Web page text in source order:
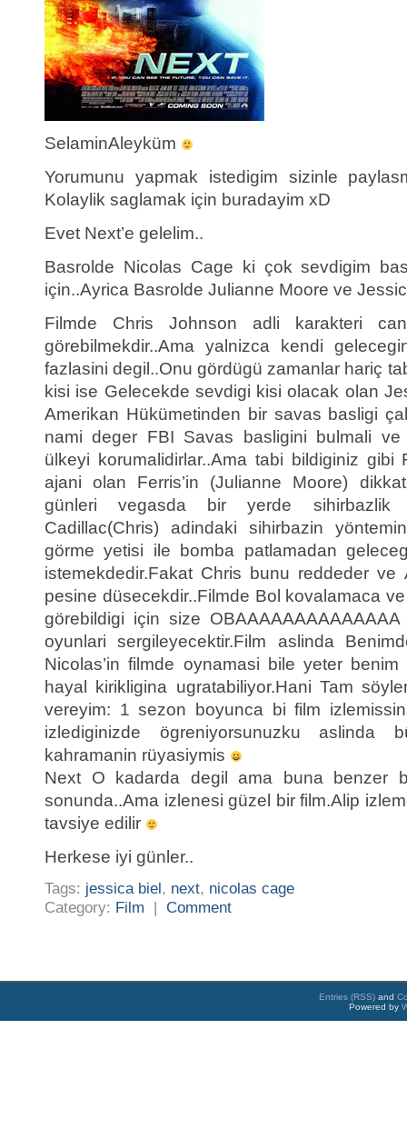
SelaminAleyküm
Yorumunu yapmak istedigim sizinle
Kolaylik saglamak için buradayim xD
Evet Next’e gelelim..
Basrolde Nicolas Cage ki çok sevdigim
için..Ayrica Basrolde Julianne Moore ve
Filmde Chris Johnson adli karakteri
görebilmekdir..Ama yalnizca kendi
fazlasini degil..Onu gördügü zamanlar hariç
kisi ise Gelecekde sevdigi kisi olacak olan
Amerikan Hükümetinden bir savas basligi
nami deger FBI Savas basligini bulmali ve
ülkeyi korumalidirlar..Ama tabi bildiginiz
ajani olan Ferris’in (Julianne Moore)
günleri vegasda bir yerde sihirbazlik
Cadillac(Chris) adindaki sihirbazin
görme yetisi ile bomba patlamadan
istemekdedir.Fakat Chris bunu reddeder ve
pesine düsecekdir..Filmde Bol kovalamaca
görebildigi için size
oyunlari sergileyecektir.Film aslinda
Nicolas’in filmde oynamasi bile yeter
hayal kirikligina ugratabiliyor.Hani Tam
vereyim: 1 sezon boyunca bi film
izlediginizde ögreniyorsunuzku aslinda
kahramanin rüyasiymis
Next O kadarda degil ama buna benzer
sonunda..Ama izlenesi güzel bir film.Alip
tavsiye edilir
Herkese iyi günler..
Tags: jessica biel, next, nicolas cage
Category: Film | Comment
Entries (RSS) and
Powered by